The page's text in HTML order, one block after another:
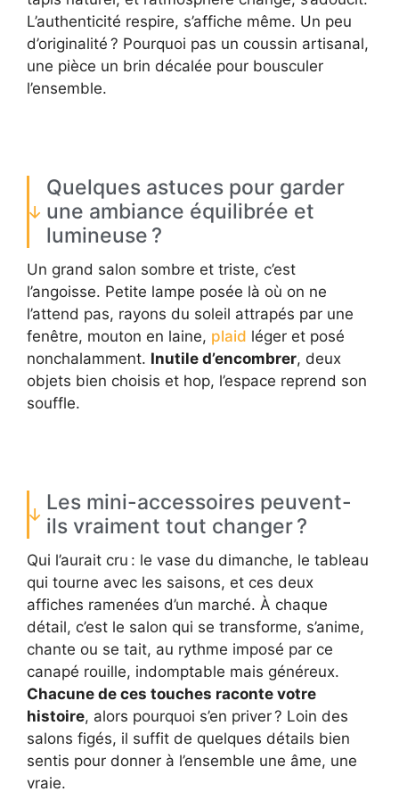
L’authenticité respire, s’affiche même. Un peu
d’originalité ? Pourquoi pas un coussin artisanal,
une pièce un brin décalée pour bousculer
l’ensemble.
Quelques astuces pour garder
une ambiance équilibrée et
lumineuse ?
Un grand salon sombre et triste, c’est
l’angoisse. Petite lampe posée là où on ne
l’attend pas, rayons du soleil attrapés par une
fenêtre, mouton en laine, plaid léger et posé
nonchalamment. Inutile d’encombrer, deux
objets bien choisis et hop, l’espace reprend son
souffle.
Les mini-accessoires peuvent-
ils vraiment tout changer ?
Qui l’aurait cru : le vase du dimanche, le tableau
qui tourne avec les saisons, et ces deux
affiches ramenées d’un marché. À chaque
détail, c’est le salon qui se transforme, s’anime,
chante ou se tait, au rythme imposé par ce
canapé rouille, indomptable mais généreux.
Chacune de ces touches raconte votre
histoire, alors pourquoi s’en priver ? Loin des
salons figés, il suffit de quelques détails bien
sentis pour donner à l’ensemble une âme, une
vraie.